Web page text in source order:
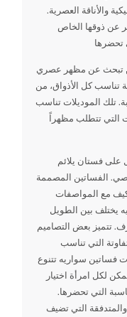
والأناقة العصرية.
عن ذوقها الخاص
تبحث عن مظهر عصري
تناسب كل الأذواق، من
تلك الموديلات تناسب
التي تتطلب مظهراً
على فستان يلائم
الفساتين المصممة
مع المواصفات
يختلف بين الطويل
تتميز بعض التصاميم
التي تناسب
فساتين سواريه تتنوع
لكل امرأة اختيار
التي تحضرها.
والمتدفقة التي تضيف